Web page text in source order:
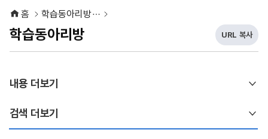
홈 학습동아리방
학습동아리방
열기
열기
URL 복사
현
재
튼
내용 더보기
검색 더보기